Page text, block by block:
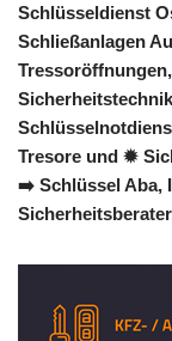
Schlüsseldienst
Schließanlagen
Tresore und ✹
➡️ Schlüssel Aba,